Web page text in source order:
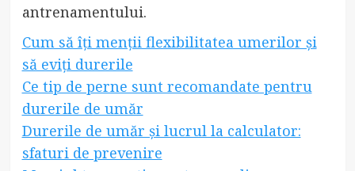
antrenamentului.
Cum să îți menții flexibilitatea umerilor și
să eviți durerile
Ce tip de perne sunt recomandate pentru
durerile de umăr
Durerile de umăr și lucrul la calculator:
sfaturi de prevenire